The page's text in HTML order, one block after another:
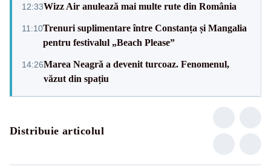
12:33Wizz Air anulează mai multe rute din România
11:10Trenuri suplimentare între Constanța și Mangalia
pentru festivalul „Beach Please”
14:26Marea Neagră a devenit turcoaz. Fenomenul,
văzut din spațiu
Distribuie articolul